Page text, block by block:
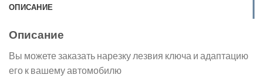
ОПИСАНИЕ
Описание
Вы можете заказать нарезку лезвия ключа и адаптацию
его к вашему автомобилю